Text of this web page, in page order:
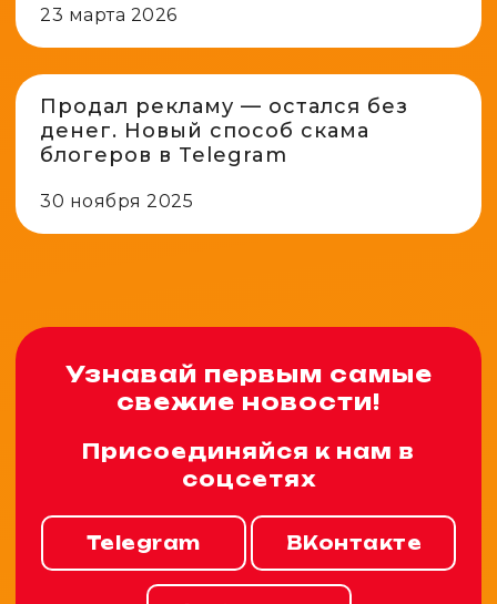
Узнавай первым самые
свежие новости!
Присоединяйся к нам в
соцсетях
Telegram ВКонтакте
23 марта 2026
Продал рекламу — остался без
денег. Новый способ скама
блогеров в Telegram
30 ноября 2025